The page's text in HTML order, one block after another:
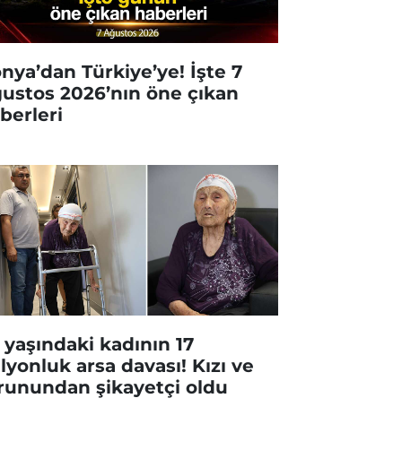
Türkiye’ye! İşte 7
2026’nın öne çıkan
kadının 17
arsa davası! Kızı ve
şikayetçi oldu